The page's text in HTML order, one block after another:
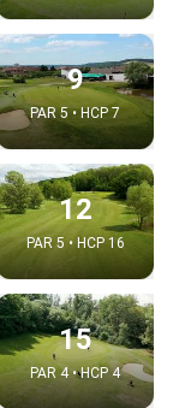
9
PAR 5 • HCP 7
12
PAR 5 • HCP 16
15
PAR 4 • HCP 4